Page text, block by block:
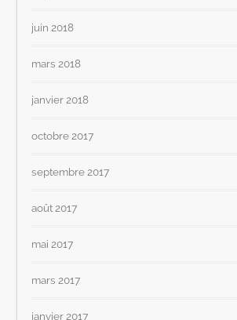
juin 2018
mars 2018
janvier 2018
octobre 2017
septembre 2017
août 2017
mai 2017
mars 2017
janvier 2017